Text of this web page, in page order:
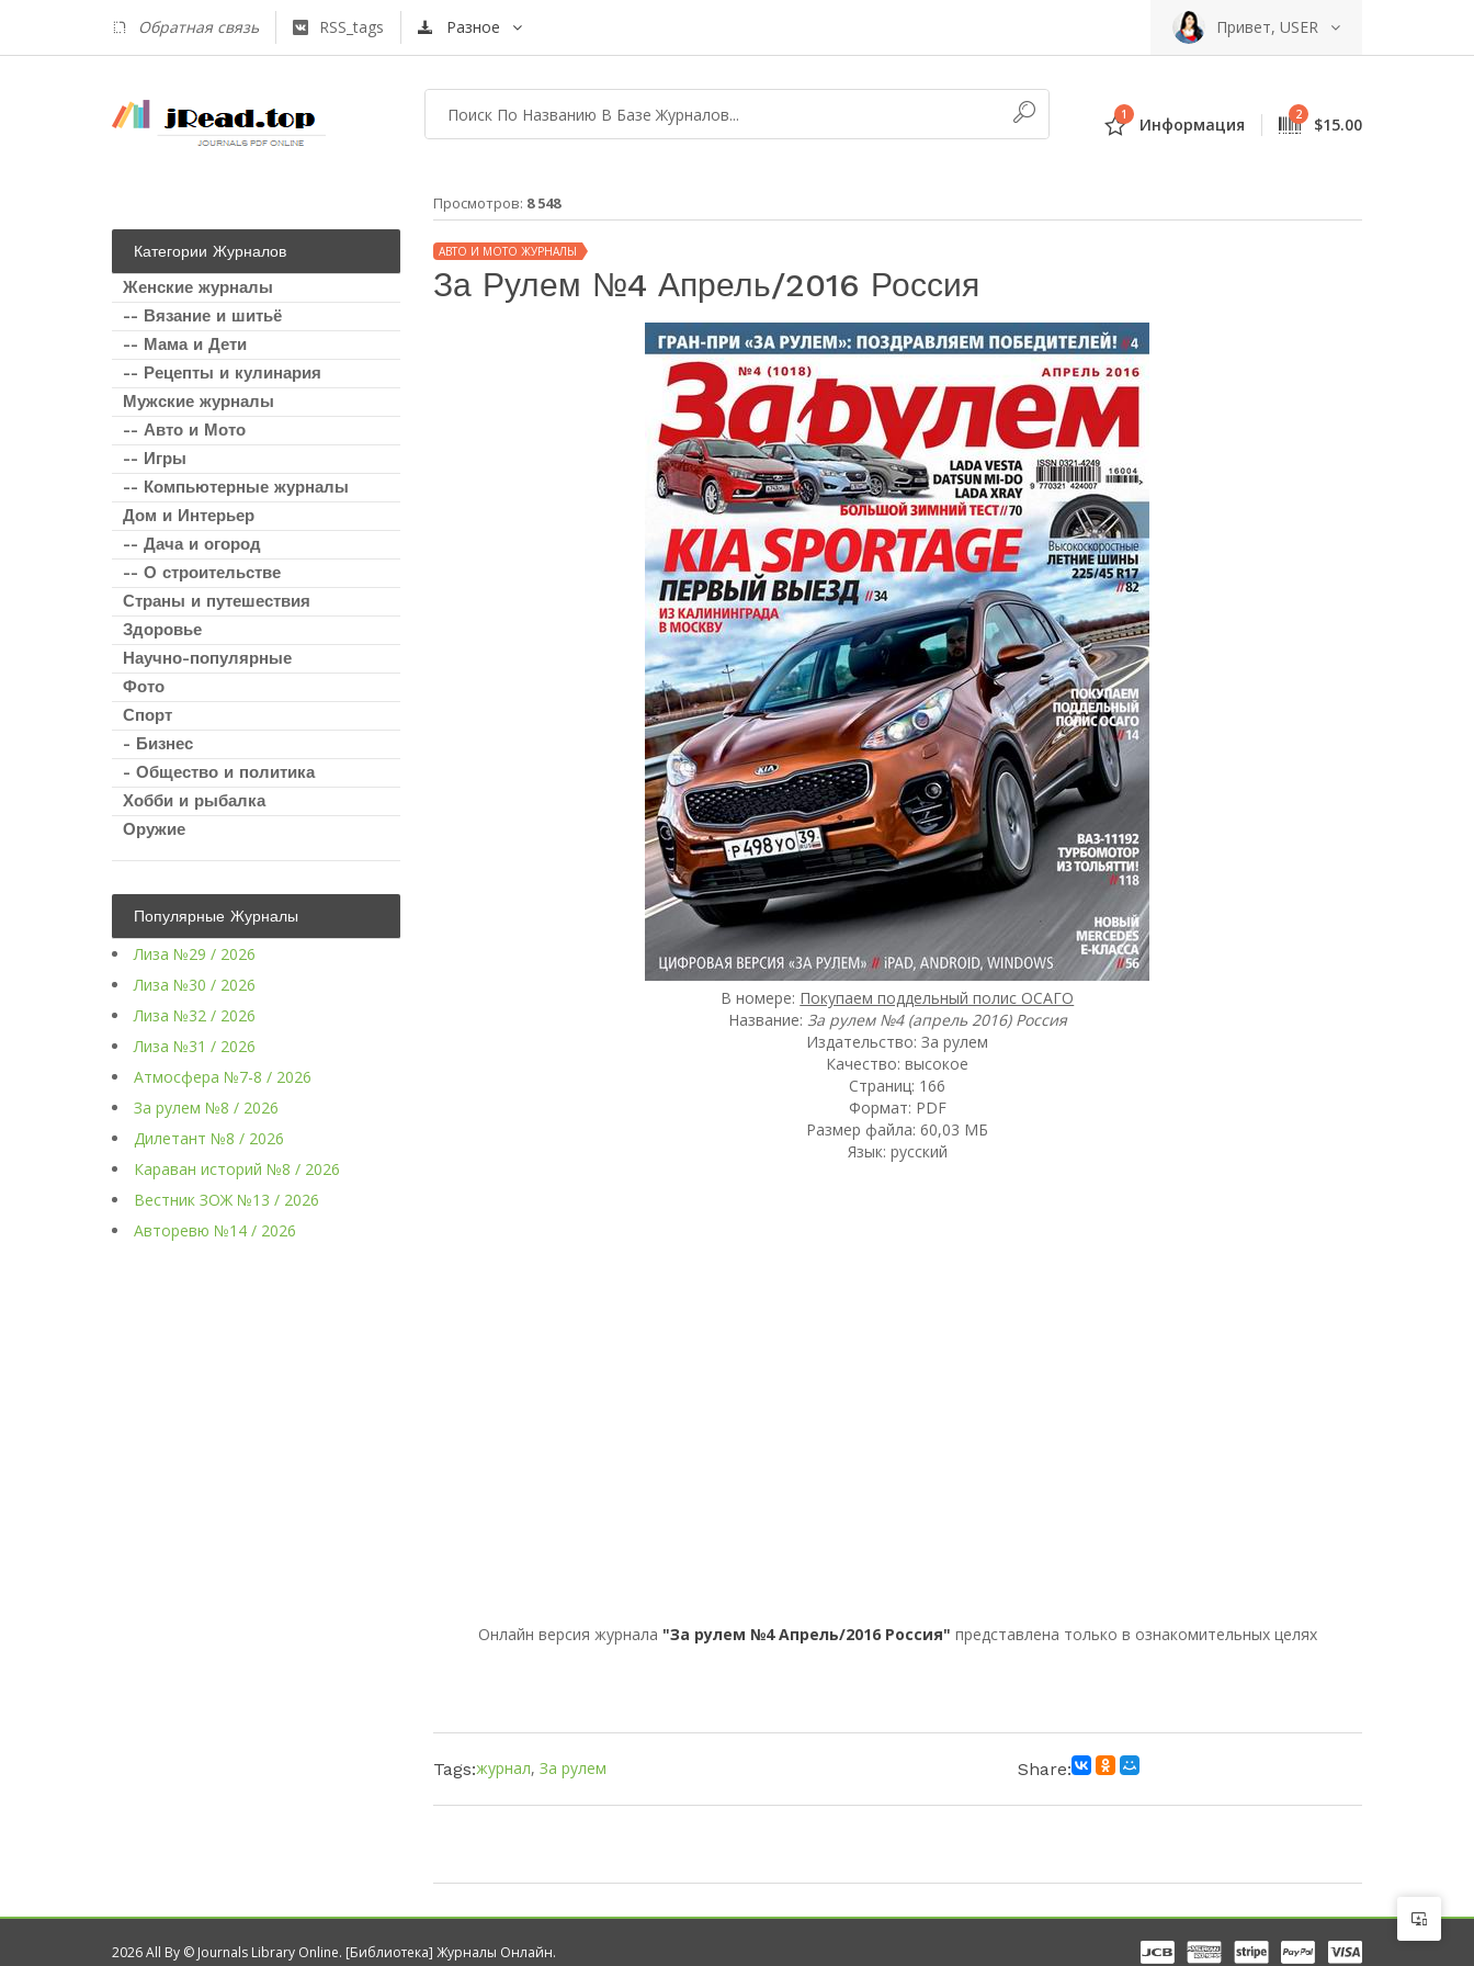
Обратная связь RSS_tags Разное Привет, USER
1 Информация 2 $15.00
Категории Журналов
Женские журналы
-- Вязание и шитьё
-- Мама и Дети
-- Рецепты и кулинария
Мужские журналы
-- Авто и Мото
-- Игры
-- Компьютерные журналы
Дом и Интерьер
-- Дача и огород
-- О строительстве
Страны и путешествия
Здоровье
Научно-популярные
Фото
Спорт
- Бизнес
- Общество и политика
Хобби и рыбалка
Оружие
Популярные Журналы
Лиза №29 / 2026
Лиза №30 / 2026
Лиза №32 / 2026
Лиза №31 / 2026
Атмосфера №7-8 / 2026
За рулем №8 / 2026
Дилетант №8 / 2026
Караван историй №8 / 2026
Вестник ЗОЖ №13 / 2026
Авторевю №14 / 2026
Просмотров: 8 548
АВТО И МОТО ЖУРНАЛЫ
За Рулем №4 Апрель/2016 Россия
В номере: Покупаем поддельный полис ОСАГО
Название: За рулем №4 (апрель 2016) Россия
Издательство: За рулем
Качество: высокое
Страниц: 166
Формат: PDF
Размер файла: 60,03 МБ
Язык: русский
Онлайн версия журнала "За рулем №4 Апрель/2016 Россия" представлена только в ознакомительных целях
Tags:журнал, За рулем Share:
2026 All By © Journals Library Online. [Библиотека] Журналы Онлайн.